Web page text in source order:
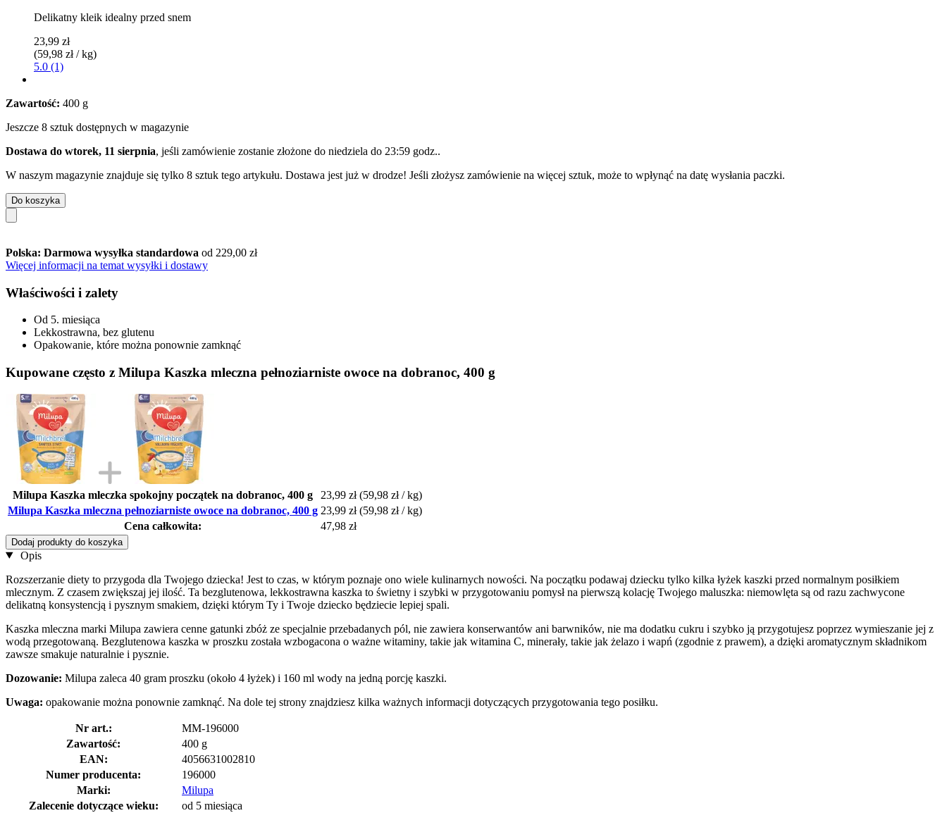
Delikatny kleik idealny przed snem
23,99 zł
(59,98 zł / kg)
5.0 (1)
Zawartość: 400 g
Jeszcze 8 sztuk dostępnych w magazynie
Dostawa do wtorek, 11 sierpnia, jeśli zamówienie zostanie złożone do niedziela do 23:59 godz..
W naszym magazynie znajduje się tylko 8 sztuk tego artykułu. Dostawa jest już w drodze! Jeśli złożysz zamówienie na więcej sztuk, może to wpłynąć na datę wysłania paczki.
Do koszyka
Polska: Darmowa wysyłka standardowa od 229,00 zł
Więcej informacji na temat wysyłki i dostawy
Właściwości i zalety
Od 5. miesiąca
Lekkostrawna, bez glutenu
Opakowanie, które można ponownie zamknąć
Kupowane często z Milupa Kaszka mleczna pełnoziarniste owoce na dobranoc, 400 g
Milupa Kaszka mleczka spokojny początek na dobranoc, 400 g 23,99 zł (59,98 zł / kg)
Milupa Kaszka mleczna pełnoziarniste owoce na dobranoc, 400 g 23,99 zł (59,98 zł / kg)
Cena całkowita:
47,98 zł
Dodaj produkty do koszyka
Opis
Rozszerzanie diety to przygoda dla Twojego dziecka! Jest to czas, w którym poznaje ono wiele kulinarnych nowości. Na początku podawaj dziecku tylko kilka łyżek kaszki przed normalnym posiłkiem
mlecznym. Z czasem zwiększaj jej ilość. Ta bezglutenowa, lekkostrawna kaszka to świetny i szybki w przygotowaniu pomysł na pierwszą kolację Twojego maluszka: niemowlęta są od razu zachwycone
delikatną konsystencją i pysznym smakiem, dzięki którym Ty i Twoje dziecko będziecie lepiej spali.
Kaszka mleczna marki Milupa zawiera cenne gatunki zbóż ze specjalnie przebadanych pól, nie zawiera konserwantów ani barwników, nie ma dodatku cukru i szybko ją przygotujesz poprzez wymieszanie jej z
wodą przegotowaną. Bezglutenowa kaszka w proszku została wzbogacona o ważne witaminy, takie jak witamina C, minerały, takie jak żelazo i wapń (zgodnie z prawem), a dzięki aromatycznym składnikom
zawsze smakuje naturalnie i pysznie.
Dozowanie: Milupa zaleca 40 gram proszku (około 4 łyżek) i 160 ml wody na jedną porcję kaszki.
Uwaga: opakowanie można ponownie zamknąć. Na dole tej strony znajdziesz kilka ważnych informacji dotyczących przygotowania tego posiłku.
Nr art.:
MM-196000
Zawartość:
400 g
EAN:
4056631002810
Numer producenta:
196000
Marki:
Milupa
Zalecenie dotyczące wieku:
od 5 miesiąca